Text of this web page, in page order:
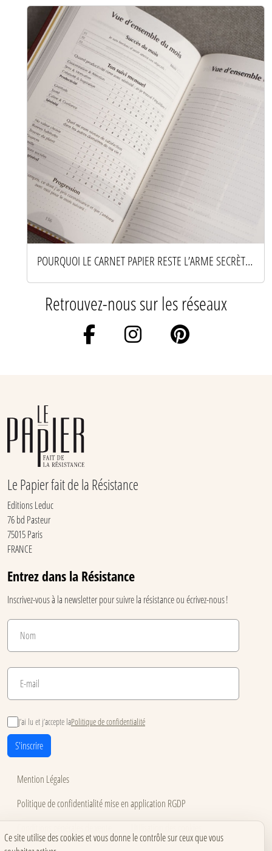
POURQUOI LE CARNET PAPIER RESTE L’ARME SECRÈTE DES ESPRITS PRODUCTIFS
Retrouvez-nous sur les réseaux
Le Papier fait de la Résistance
Editions Leduc
76 bd Pasteur
75015 Paris
FRANCE
Entrez dans la Résistance
Inscrivez-vous à la newsletter pour suivre la résistance ou écrivez-nous !
J’ai lu et j’accepte laPolitique de confidentialité
S'inscrire
Mention Légales
Politique de confidentialité mise en application RGDP
Ce site utilise des cookies et vous donne le contrôle sur ceux que vous